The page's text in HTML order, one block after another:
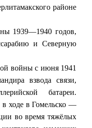
районе
1939—1940 годов,
и Северную
войны с июня 1941
взвода связи,
батареи.
в ходе в Гомельско —
во время тяжёлых